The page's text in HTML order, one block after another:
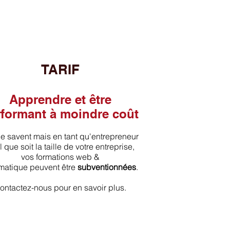
TARIF
Apprendre et être
à moindre coût
savent mais en tant qu'entrepreneur
que soit la taille de votre entreprise,
vos formations web &
peuvent être subventionnées.
nous pour en savoir plus.